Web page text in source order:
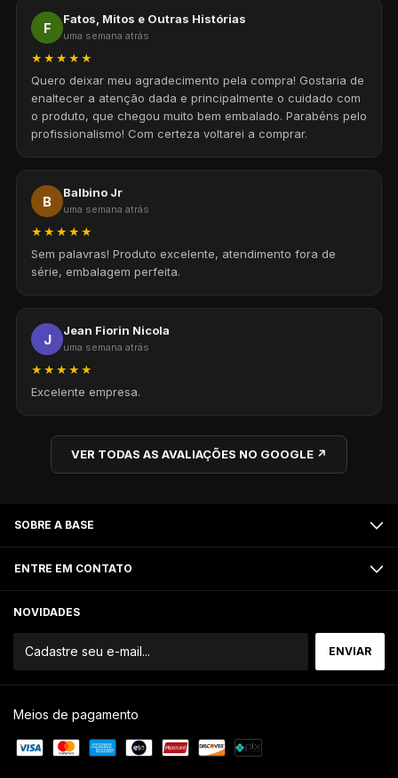
F
Fatos, Mitos e Outras Histórias
uma semana atrás
★★★★★
Quero deixar meu agradecimento pela compra! Gostaria de
enaltecer a atenção dada e principalmente o cuidado com
o produto, que chegou muito bem embalado. Parabéns pelo
profissionalismo! Com certeza voltarei a comprar.
B
Balbino Jr
uma semana atrás
★★★★★
Sem palavras! Produto excelente, atendimento fora de
série, embalagem perfeita.
J
Jean Fiorin Nicola
uma semana atrás
★★★★★
Excelente empresa.
VER TODAS AS AVALIAÇÕES NO GOOGLE ↗
SOBRE A BASE
ENTRE EM CONTATO
NOVIDADES
Meios de pagamento